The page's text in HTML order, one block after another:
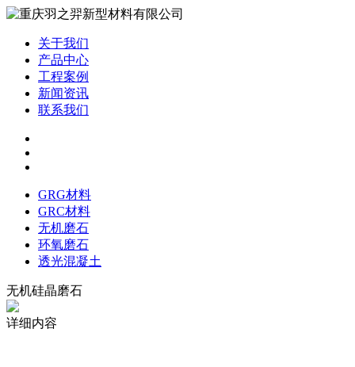
关于我们
产品中心
工程案例
新闻资讯
联系我们
GRG材料
GRC材料
无机磨石
环氧磨石
透光混凝土
无机硅晶磨石
详细内容